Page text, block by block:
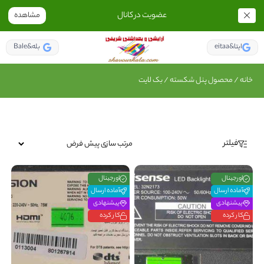
عضویت در کانال مشاهده
eitaa&ایتا Bale&بله
خانه/ محصول پنل شکسته / بک لایت
فیلتر
اورجینال
آماده ارسال
پیشنهادی
کار کرده
اورجینال
آماده ارسال
پیشنهادی
کار کرده